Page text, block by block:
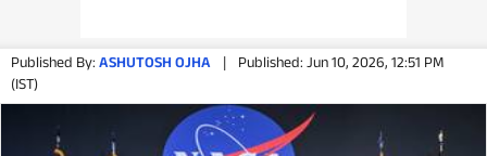
Published By:ASHUTOSH OJHA | Published: Jun 10, 2026, 12:51 PM
(IST)